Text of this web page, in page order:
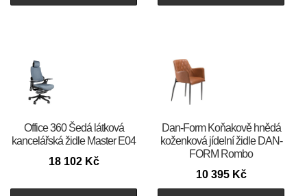
Office 360 Šedá látková
kancelářská židle Master E04
18 102 Kč
​​​​​Dan-Form Koňakově hnědá
koženková jídelní židle DAN-
FORM Rombo
10 395 Kč